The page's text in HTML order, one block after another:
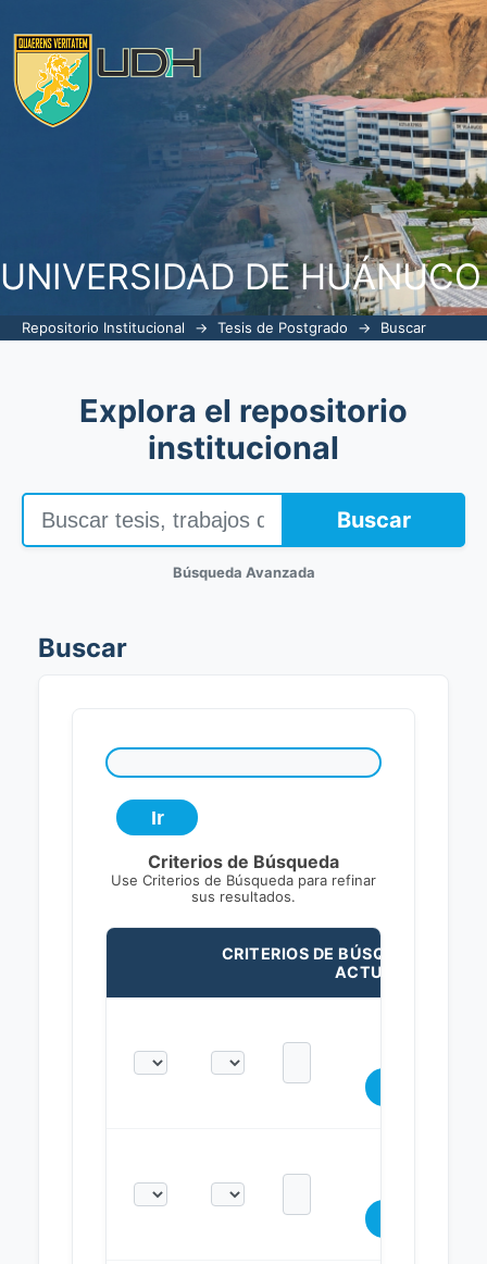
UNIVERSIDAD DE HUÁNUCO
Repositorio Institucional → Tesis de Postgrado → Buscar
Explora el repositorio
institucional
Buscar
Búsqueda Avanzada
Buscar
Criterios de Búsqueda
Use Criterios de Búsqueda para refinar
sus resultados.
CRITERIOS DE BÚSQUEDA
ACTUALES: